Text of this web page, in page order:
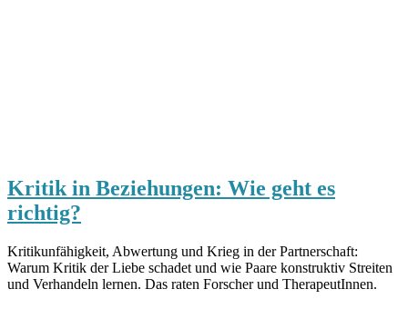
Kritik in Beziehungen: Wie geht es
richtig?
Kritikunfähigkeit, Abwertung und Krieg in der Partnerschaft:
Warum Kritik der Liebe schadet und wie Paare konstruktiv Streiten
und Verhandeln lernen. Das raten Forscher und TherapeutInnen.